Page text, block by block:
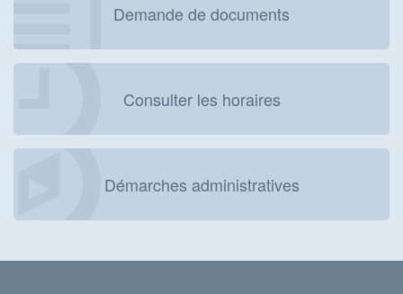
Demande de documents
Consulter les horaires
Démarches administratives